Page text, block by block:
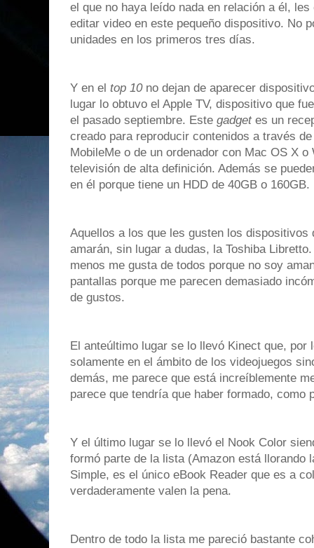
el que no haya leído nada en relación a él,
editar video en este pequeño dispositivo. No
unidades en los primeros tres días.
Y en el top 10no dejan de aparecer
lugar lo obtuvo el Apple TV, dispositivo que
el pasado septiembre. Este gadgetes un
creado para reproducir contenidos a través
MobileMe o de un ordenador con Mac OS X
televisión de alta definición. Además se
en él porque tiene un HDD de 40GB o 160GB.
Aquellos a los que les gusten los dispositivos
amarán, sin lugar a dudas, la Toshiba
menos me gusta de todos porque no soy
pantallas porque me parecen demasiado
de gustos.
El anteúltimo lugar se lo llevó Kinect que, por
solamente en el ámbito de los videojuegos
demás, me parece que está increíblemente
parece que tendría que haber formado, como
Y el último lugar se lo llevó el Nook Color
formó parte de la lista (Amazon está llorando
Simple, es el único eBook Reader que es a
verdaderamente valen la pena.
Dentro de todo la lista me pareció bastante